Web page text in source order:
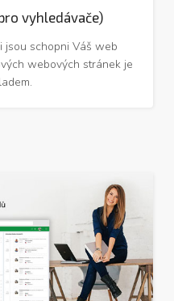
vyhledávače)
jsou schopni Váš web
webových stránek je